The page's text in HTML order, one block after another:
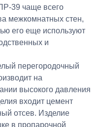
39 чаще всего
межкомнатных стен,
его еще используют
и
перегородочный
на
высокого давления
входит цемент
отсев. Изделие
в пропарочной